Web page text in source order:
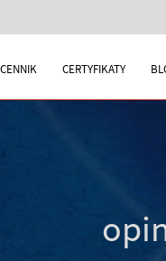
CENNIK CERTYFIKATY